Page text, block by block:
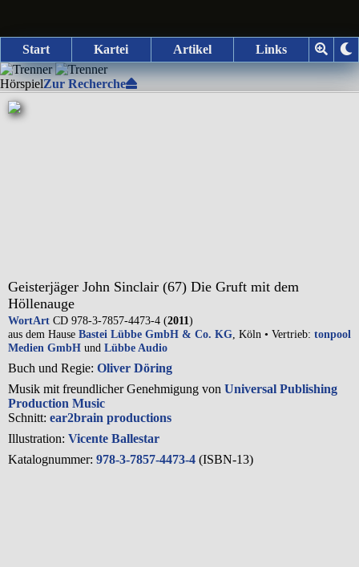
Start Kartei Artikel Links
HörspielZur Recherche
Geisterjäger John Sinclair (67) Die Gruft mit dem
Höllenauge
WortArt CD 978-3-7857-4473-4 (2011)
aus dem Hause Bastei Lübbe GmbH & Co. KG , Köln • Vertrieb: tonpool
Medien GmbH und Lübbe Audio
Buch und Regie: Oliver Döring
Musik mit freundlicher Genehmigung von Universal Publishing
Production Music
Schnitt: ear2brain productions
Illustration: Vicente Ballestar
Katalognummer: 978-3-7857-4473-4 (ISBN-13)